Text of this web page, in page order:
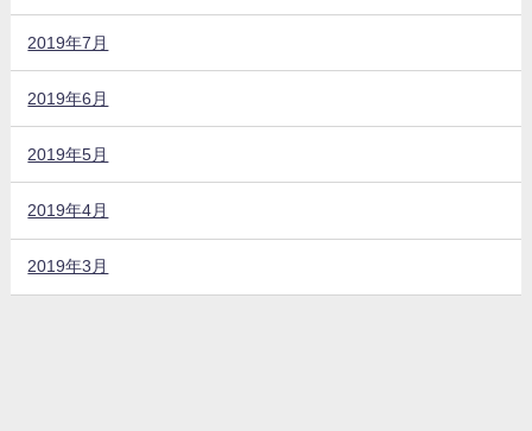
2019年7月
2019年6月
2019年5月
2019年4月
2019年3月